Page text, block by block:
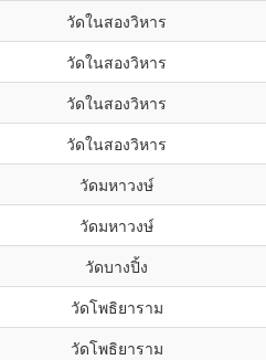
วัดในสองวิหาร
วัดในสองวิหาร
วัดในสองวิหาร
วัดในสองวิหาร
วัดมหาวงษ์
วัดมหาวงษ์
วัดบางปิ้ง
วัดโพธิยาราม
วัดโพธิยาราม